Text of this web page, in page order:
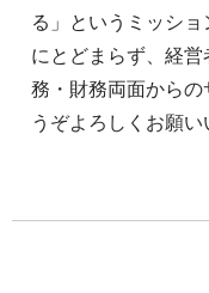
る」というミッシ
にとどまらず、経
務・財務両面から
うぞよろしくお願い